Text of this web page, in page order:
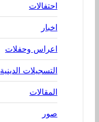
احتفالات
اخبار
اعراس وحفلات
التسجيلات الدينية
المقالات
صور